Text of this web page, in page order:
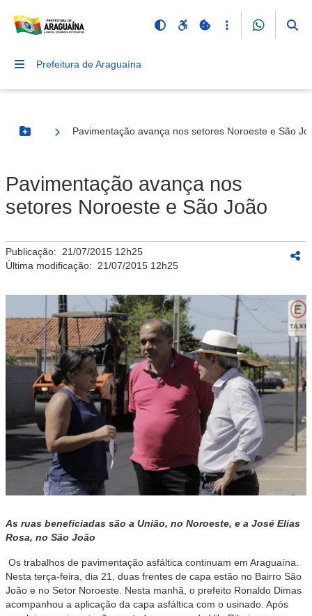
Prefeitura de Araguaína
Botão Menu
Pavimentação avança nos setores Noroeste e São
Pavimentação avança nos
setores Noroeste e São João
Publicação: 21/07/2015 12h25
Última modificação: 21/07/2015 12h25
As ruas beneficiadas são a União, no Noroeste, e a José Elias
Rosa, no São João
Os trabalhos de pavimentação asfáltica continuam em Araguaína.
Nesta terça-feira, dia 21, duas frentes de capa estão no Bairro São
João e no Setor Noroeste. Nesta manhã, o prefeito Ronaldo Dimas
acompanhou a aplicação da capa asfáltica com o usinado. Após